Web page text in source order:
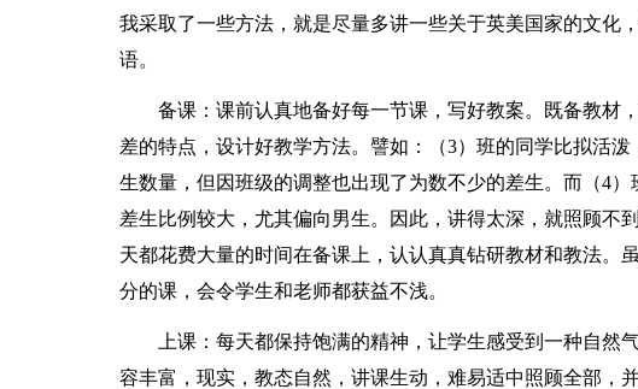
我采取了一些方法，就是尽量多讲一些关于英美国家的文化
语。
备课：课前认真地备好每一节课，写好教案。既备教材
差的特点，设计好教学方法。譬如：（3）班的同学比拟活
生数量，但因班级的调整也出现了为数不少的差生。而（4
差生比例较大，尤其偏向男生。因此，讲得太深，就照顾不
天都花费大量的时间在备课上，认认真真钻研教材和教法。
分的课，会令学生和老师都获益不浅。
上课：每天都保持饱满的精神，让学生感受到一种自然
容丰富，现实，教态自然，讲课生动，难易适中照顾全部，